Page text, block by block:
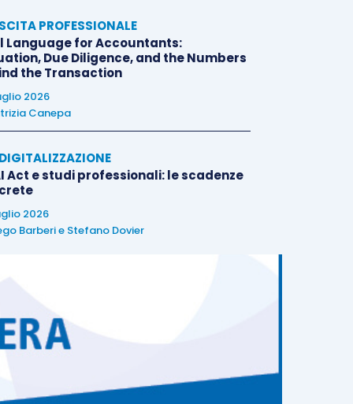
PROFESSIONALE
Language for Accountants:
Due Diligence, and the Numbers
the Transaction
2026
Canepa
Act e studi professionali: le scadenze
2026
Barberie Stefano Dovier